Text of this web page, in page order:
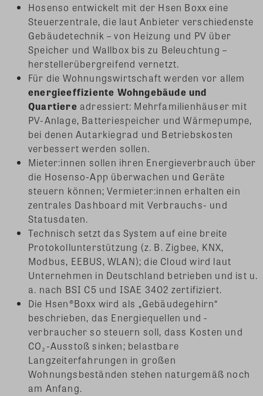
Hosenso entwickelt mit der Hsen Boxx eine
Steuerzentrale, die laut Anbieter verschiedenste
Gebäudetechnik – von Heizung und PV über
Speicher und Wallbox bis zu Beleuchtung –
herstellerübergreifend vernetzt.
Für die Wohnungswirtschaft werden vor allem
energieeffiziente Wohngebäude und
Quartiere adressiert: Mehrfamilienhäuser mit
PV-Anlage, Batteriespeicher und Wärmepumpe,
bei denen Autarkiegrad und Betriebskosten
verbessert werden sollen.
Mieter:innen sollen ihren Energieverbrauch über
die Hosenso-App überwachen und Geräte
steuern können; Vermieter:innen erhalten ein
zentrales Dashboard mit Verbrauchs- und
Statusdaten.
Technisch setzt das System auf eine breite
Protokollunterstützung (z. B. Zigbee, KNX,
Modbus, EEBUS, WLAN); die Cloud wird laut
Unternehmen in Deutschland betrieben und ist u.
a. nach BSI C5 und ISAE 3402 zertifiziert.
Die Hsen®Boxx wird als „Gebäudegehirn“
beschrieben, das Energiequellen und -
verbraucher so steuern soll, dass Kosten und
CO₂-Ausstoß sinken; belastbare
Langzeiterfahrungen in großen
Wohnungsbeständen stehen naturgemäß noch
am Anfang.